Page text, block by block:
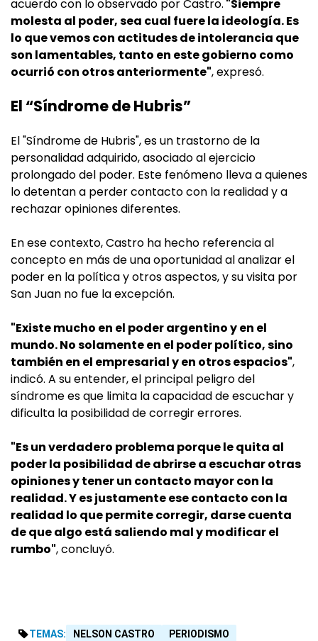
acuerdo con lo observado por Castro. "Siempre
molesta al poder, sea cual fuere la ideología. Es
lo que vemos con actitudes de intolerancia que
son lamentables, tanto en este gobierno como
ocurrió con otros anteriormente", expresó.
El “Síndrome de Hubris”
El "Síndrome de Hubris", es un trastorno de la
personalidad adquirido, asociado al ejercicio
prolongado del poder. Este fenómeno lleva a quienes
lo detentan a perder contacto con la realidad y a
rechazar opiniones diferentes.
En ese contexto, Castro ha hecho referencia al
concepto en más de una oportunidad al analizar el
poder en la política y otros aspectos, y su visita por
San Juan no fue la excepción.
"Existe mucho en el poder argentino y en el
mundo. No solamente en el poder político, sino
también en el empresarial y en otros espacios",
indicó. A su entender, el principal peligro del
síndrome es que limita la capacidad de escuchar y
dificulta la posibilidad de corregir errores.
"Es un verdadero problema porque le quita al
poder la posibilidad de abrirse a escuchar otras
opiniones y tener un contacto mayor con la
realidad. Y es justamente ese contacto con la
realidad lo que permite corregir, darse cuenta
de que algo está saliendo mal y modificar el
rumbo", concluyó.
TEMAS: NELSON CASTRO
PERIODISMO